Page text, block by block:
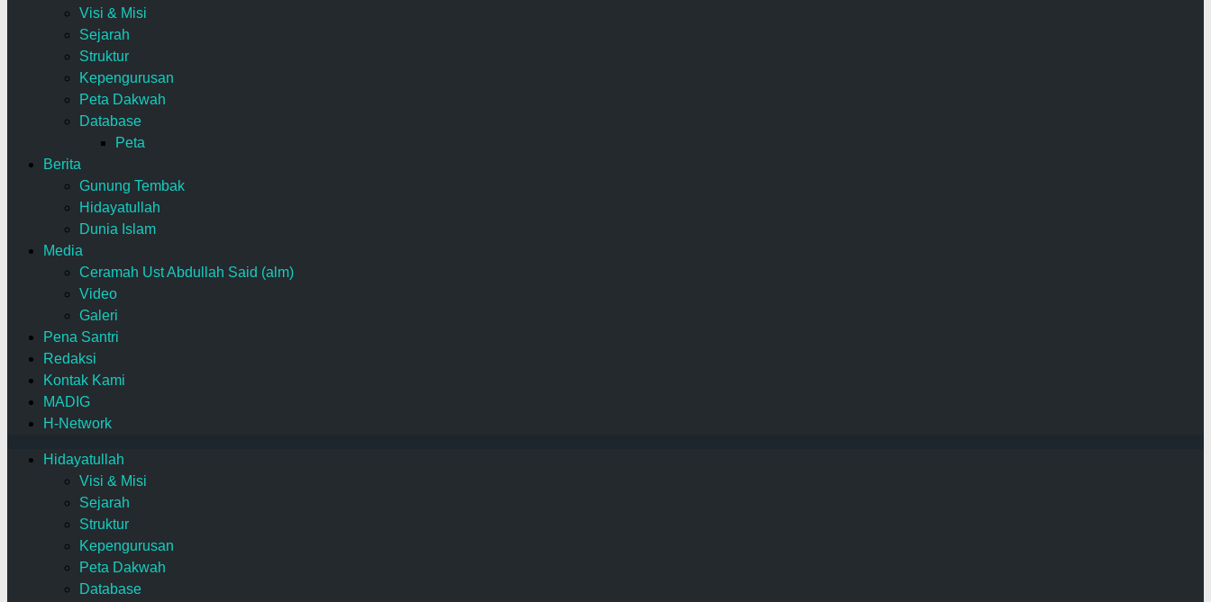
Visi & Misi
Sejarah
Struktur
Kepengurusan
Peta Dakwah
Database
Peta
Berita
Gunung Tembak
Hidayatullah
Dunia Islam
Media
Ceramah Ust Abdullah Said (alm)
Video
Galeri
Pena Santri
Redaksi
Kontak Kami
MADIG
H-Network
Hidayatullah
Visi & Misi
Sejarah
Struktur
Kepengurusan
Peta Dakwah
Database